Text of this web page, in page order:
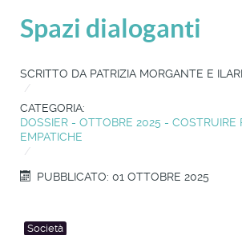
Spazi dialoganti
SCRITTO DA PATRIZIA MORGANTE E
CATEGORIA:
DOSSIER - OTTOBRE 2025 - COSTRUIRE
EMPATICHE
PUBBLICATO: 01 OTTOBRE 2025
Società